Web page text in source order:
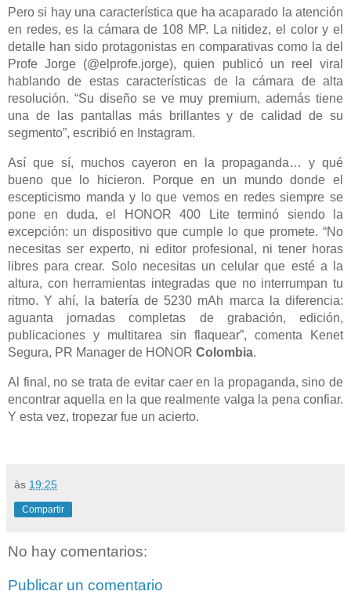
Pero si hay una característica que ha acaparado la atención
en redes, es la cámara de 108 MP. La nitidez, el color y el
detalle han sido protagonistas en comparativas como la del
Profe Jorge (@elprofe.jorge), quien publicó un reel viral
hablando de estas características de la cámara de alta
resolución. “Su diseño se ve muy premium, además tiene
una de las pantallas más brillantes y de calidad de su
segmento”, escribió en Instagram.
Así que sí, muchos cayeron en la propaganda… y qué
bueno que lo hicieron. Porque en un mundo donde el
escepticismo manda y lo que vemos en redes siempre se
pone en duda, el HONOR 400 Lite terminó siendo la
excepción: un dispositivo que cumple lo que promete. “No
necesitas ser experto, ni editor profesional, ni tener horas
libres para crear. Solo necesitas un celular que esté a la
altura, con herramientas integradas que no interrumpan tu
ritmo. Y ahí, la batería de 5230 mAh marca la diferencia:
aguanta jornadas completas de grabación, edición,
publicaciones y multitarea sin flaquear”, comenta Kenet
Segura, PR Manager de HONOR Colombia.
Al final, no se trata de evitar caer en la propaganda, sino de
encontrar aquella en la que realmente valga la pena confiar.
Y esta vez, tropezar fue un acierto.
às 19:25
Compartir
No hay comentarios:
Publicar un comentario